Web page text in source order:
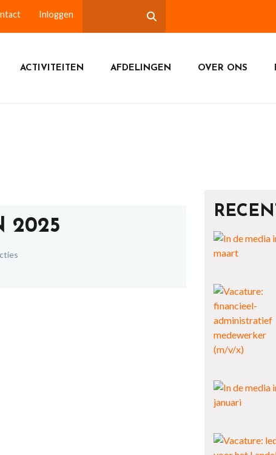
Inloggen
ACTIVITEITEN AFDELINGEN OVER ONS
2025